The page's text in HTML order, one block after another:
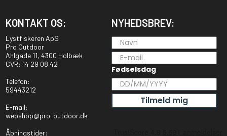
KONTAKT OS:
Lystfiskeren ApS
Pro Outdoor
Ahlgade 11, 4300 Holbæk
CVR: 14 29 08 42
Telefon:
59443212
E-mail:
webshop@pro-outdoor.dk
Åbningstider:
NYHEDSBREV:
Fødselsdag
Tilmeld mig